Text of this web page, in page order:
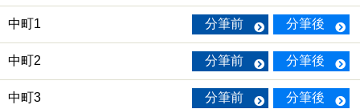
中町1 分筆前 分筆後
中町2 分筆前 分筆後
中町3 分筆前 分筆後